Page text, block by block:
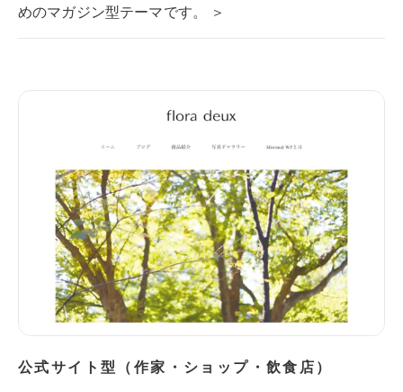
めのマガジン型テーマです。 ＞
公式サイト型（作家・ショップ・飲食店）